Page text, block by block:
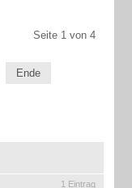
Seite 1 von 4
Ende
1 Eintrag